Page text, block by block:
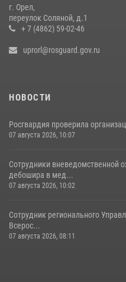
г. Орел,
переулок Соляной, д.1
+ 7 (4862) 59-02-46
uprorl@rosguard.gov.ru
НОВОСТИ
Росгвардия проверила
07 августа 2026, 10:07
Сотрудники вневедомственной
дебошира в мед...
07 августа 2026, 10:02
Сотрудник регионального
Всерос...
07 августа 2026, 08:11